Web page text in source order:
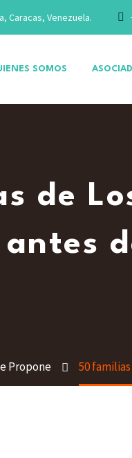
Caracas, Venezuela.
SOMOS
de
Propone 50